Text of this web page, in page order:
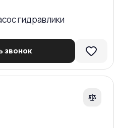
гидравлики
звонок